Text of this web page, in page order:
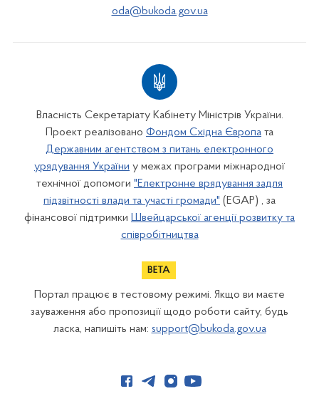
oda@bukoda.gov.ua
Власність Секретаріату Кабінету Міністрів України.
Проект реалізовано Фондом Східна Європа та
Державним агентством з питань електронного
урядування України у межах програми міжнародної
технічної допомоги "Електронне врядування задля
підзвітності влади та участі громади" (EGAP) , за
фінансової підтримки Швейцарської агенції розвитку та
співробітництва
Портал працює в тестовому режимі. Якщо ви маєте
зауваження або пропозиції щодо роботи сайту, будь
ласка, напишіть нам: support@bukoda.gov.ua